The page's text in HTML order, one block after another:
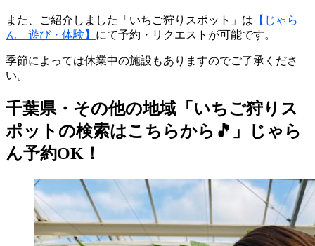
また、ご紹介しました「いちご狩りスポット」は 【じゃら
ん 遊び・体験】 にて予約・リクエストが可能です。
季節によっては休業中の施設もありますのでご了承くださ
い。
千葉県・その他の地域「いちご狩りス
ポットの検索はこちらから🎵」じゃら
ん予約OK！